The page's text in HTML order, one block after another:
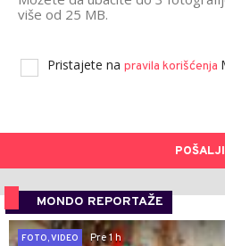
više od 25 MB.
Pristajete na pravila korišćenja
POŠALJI
MONDO REPORTAŽE
FOTO, VIDEO
Pre 1 h